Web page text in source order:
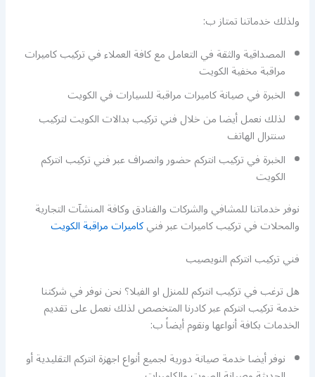
ولذلك خدماتنا تمتاز ب:
المصداقية والثقة في التعامل مع كافة العملاء في تركيب كاميرات
مراقبة مخفية الكويت
الخبرة في صيانة كاميرات مراقبة للسيارات في الكويت
لذلك نعمل أيضا من خلال فني تركيب بدالات الكويت لتركيب
سنترال الهاتف
الخبرة في تركيب انتركم حضور وانصراف عبر فني تركيب انتركم
الكويت
نوفر خدماتنا للمشافي والشركات والفنادق وكافة المنشآت التجارية
والمحلات في تركيب كاميرات عبر فنيكاميرات مراقبة الكويت
فني تركيب انتركم النويصيب
هل ترغب في تركيب انتركم للمنزل او الفيلا؟ نحن نوفر في شركتنا
خدمة تركيب انتركم عبر كادرنا المتخصص لذلك نعمل على تقديم
الخدمات بكافة أنواعها ونقوم أيضاً ب:
نوفر أيضا خدمة صيانة دورية لجميع أنواع اجهزة انتركم التقليدية أو